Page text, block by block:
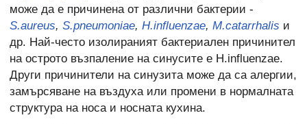
може да е причинена от различни бактерии -
S.aureus, S.pneumoniae, H.influenzae, M.catarrhalis и
др. Най-често изолираният бактериален причинител
на острото възпаление на синусите е H.influenzae.
Други причинители на синузита може да са алергии,
замърсяване на въздуха или промени в нормалната
структура на носа и носната кухина.